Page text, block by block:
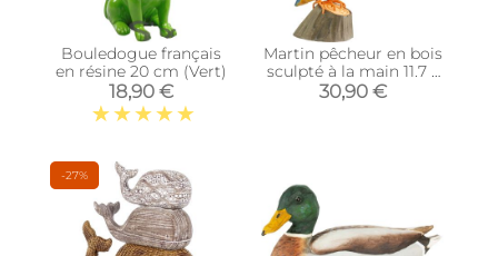
Bouledogue français
en résine 20 cm (Vert)
18,90 €
Martin pêcheur en bois
sculpté à la main 11.7 x
5.1 x 12 cm
30,90 €
-27%